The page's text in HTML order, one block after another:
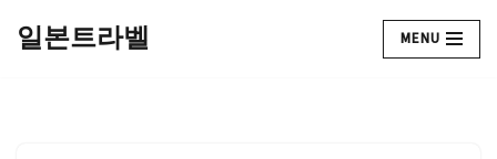
일본트라벨 MENU